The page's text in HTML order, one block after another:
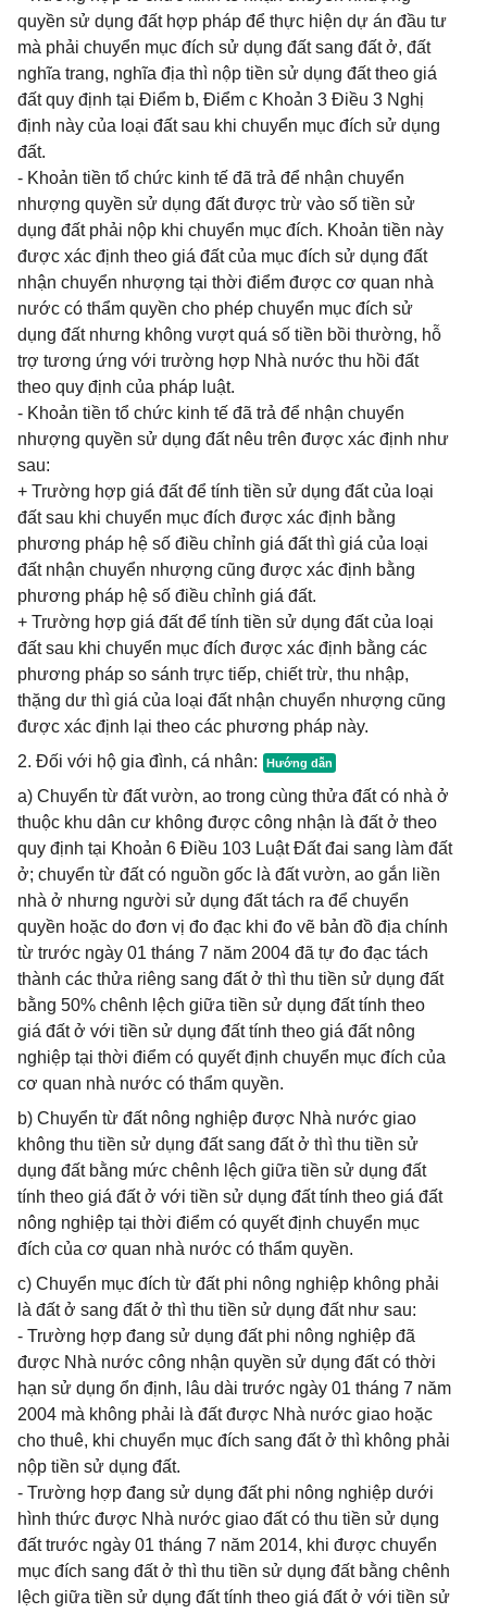
quyền sử dụng đất hợp pháp để thực hiện dự án đầu tư
mà phải chuyển mục đích sử dụng đất sang đất ở, đất
nghĩa trang, nghĩa địa thì nộp tiền sử dụng đất theo giá
đất quy định tại Điểm b, Điểm c Khoản 3 Điều 3 Nghị
định này của loại đất sau khi chuyển mục đích sử dụng
đất.
- Khoản tiền tổ chức kinh tế đã trả để nhận chuyển
nhượng quyền sử dụng đất được trừ vào số tiền sử
dụng đất phải nộp khi chuyển mục đích. Khoản tiền này
được xác định theo giá đất của mục đích sử dụng đất
nhận chuyển nhượng tại thời điểm được cơ quan nhà
nước có thẩm quyền cho phép chuyển mục đích sử
dụng đất nhưng không vượt quá số tiền bồi thường, hỗ
trợ tương ứng với trường hợp Nhà nước thu hồi đất
theo quy định của pháp luật.
- Khoản tiền tổ chức kinh tế đã trả để nhận chuyển
nhượng quyền sử dụng đất nêu trên được xác định như
sau:
+ Trường hợp giá đất để tính tiền sử dụng đất của loại
đất sau khi chuyển mục đích được xác định bằng
phương pháp hệ số điều chỉnh giá đất thì giá của loại
đất nhận chuyển nhượng cũng được xác định bằng
phương pháp hệ số điều chỉnh giá đất.
+ Trường hợp giá đất để tính tiền sử dụng đất của loại
đất sau khi chuyển mục đích được xác định bằng các
phương pháp so sánh trực tiếp, chiết trừ, thu nhập,
thặng dư thì giá của loại đất nhận chuyển nhượng cũng
được xác định lại theo các phương pháp này.
2. Đối với hộ gia đình, cá nhân:
a) Chuyển từ đất vườn, ao trong cùng thửa đất có nhà ở
thuộc khu dân cư không được công nhận là đất ở theo
quy định tại Khoản 6 Điều 103 Luật Đất đai sang làm đất
ở; chuyển từ đất có nguồn gốc là đất vườn, ao gắn liền
nhà ở nhưng người sử dụng đất tách ra để chuyển
quyền hoặc do đơn vị đo đạc khi đo vẽ bản đồ địa chính
từ trước ngày 01 tháng 7 năm 2004 đã tự đo đạc tách
thành các thửa riêng sang đất ở thì thu tiền sử dụng đất
bằng 50% chênh lệch giữa tiền sử dụng đất tính theo
giá đất ở với tiền sử dụng đất tính theo giá đất nông
nghiệp tại thời điểm có quyết định chuyển mục đích của
cơ quan nhà nước có thẩm quyền.
b) Chuyển từ đất nông nghiệp được Nhà nước giao
không thu tiền sử dụng đất sang đất ở thì thu tiền sử
dụng đất bằng mức chênh lệch giữa tiền sử dụng đất
tính theo giá đất ở với tiền sử dụng đất tính theo giá đất
nông nghiệp tại thời điểm có quyết định chuyển mục
đích của cơ quan nhà nước có thẩm quyền.
c) Chuyển mục đích từ đất phi nông nghiệp không phải
là đất ở sang đất ở thì thu tiền sử dụng đất như sau:
- Trường hợp đang sử dụng đất phi nông nghiệp đã
được Nhà nước công nhận quyền sử dụng đất có thời
hạn sử dụng ổn định, lâu dài trước ngày 01 tháng 7 năm
2004 mà không phải là đất được Nhà nước giao hoặc
cho thuê, khi chuyển mục đích sang đất ở thì không phải
nộp tiền sử dụng đất.
- Trường hợp đang sử dụng đất phi nông nghiệp dưới
hình thức được Nhà nước giao đất có thu tiền sử dụng
đất trước ngày 01 tháng 7 năm 2014, khi được chuyển
mục đích sang đất ở thì thu tiền sử dụng đất bằng chênh
lệch giữa tiền sử dụng đất tính theo giá đất ở với tiền sử